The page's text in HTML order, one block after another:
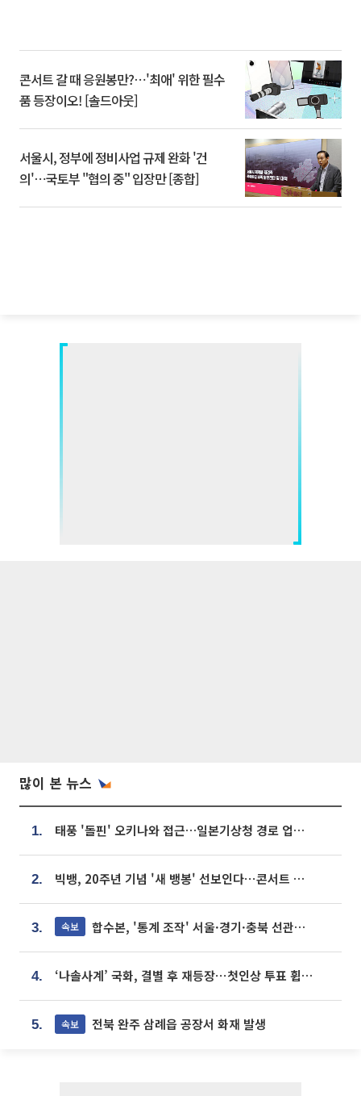
콘서트 갈 때 응원봉만?⋯'최애' 위한 필수
품 등장이오! [솔드아웃]
서울시, 정부에 정비사업 규제 완화 '건
의'⋯국토부 "협의 중" 입장만 [종합]
많이 본 뉴스
1. 태풍 '돌핀' 오키나와 접근…일본기상청 경로 업데이트
2. 빅뱅, 20주년 기념 '새 뱅봉' 선보인다⋯콘서트 앞두고 팝업 개최
3. 속보 합수본, '통계 조작' 서울·경기·충북 선관위 등 추가 압수수색
4. ‘나솔사계’ 국화, 결별 후 재등장⋯첫인상 투표 휩쓸고 ‘인기녀’ 등극
5. 속보 전북 완주 삼례읍 공장서 화재 발생